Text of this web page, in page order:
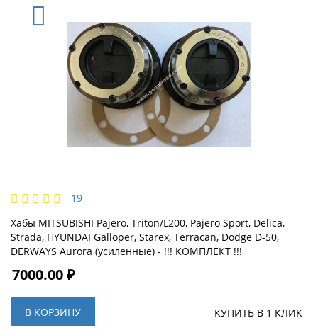
19
Хабы MITSUBISHI Pajero, Triton/L200, Pajero Sport, Delica,
Strada, HYUNDAI Galloper, Starex, Terracan, Dodge D-50,
DERWAYS Aurora (усиленные) - !!! КОМПЛЕКТ !!!
7000.00 ₽
В КОРЗИНУ КУПИТЬ В 1 КЛИК